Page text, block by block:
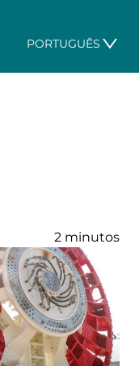
PORTUGUÊS
2 minutos